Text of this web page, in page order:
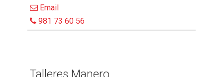
Email
981 73 60 56